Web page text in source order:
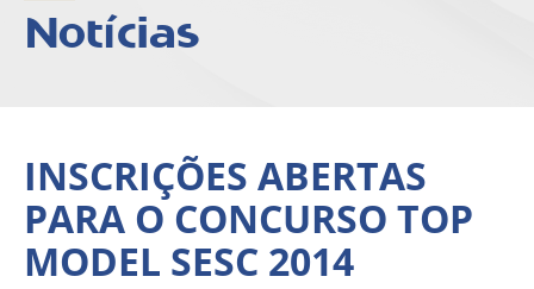
Notícias
INSCRIÇÕES ABERTAS
PARA O CONCURSO TOP
MODEL SESC 2014